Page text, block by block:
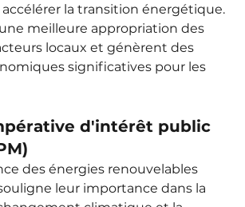
la transition énergétique.
meilleure appropriation des
locaux et génèrent des
significatives pour les
d'intérêt public
des énergies renouvelables
leur importance dans la